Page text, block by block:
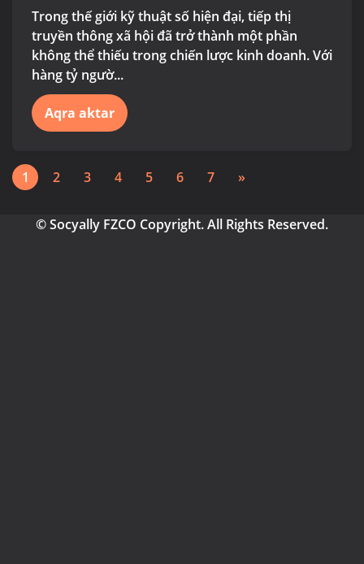
Trong thế giới kỹ thuật số hiện đại, tiếp thị
truyền thông xã hội đã trở thành một phần
không thể thiếu trong chiến lược kinh doanh. Với
hàng tỷ ngườ...
Aqra aktar
1 2 3 4 5 6 7 »
© Socyally FZCO Copyright. All Rights Reserved.